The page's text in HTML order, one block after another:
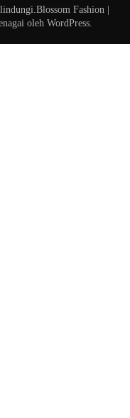
Blossom Fashion |
oleh WordPress